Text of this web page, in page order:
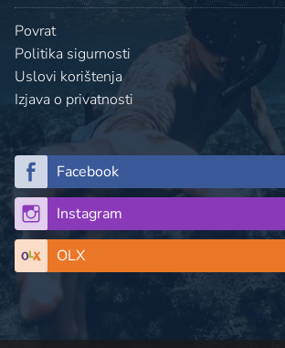
Povrat
Politika sigurnosti
Uslovi korištenja
Izjava o privatnosti
Facebook
Instagram
OLX